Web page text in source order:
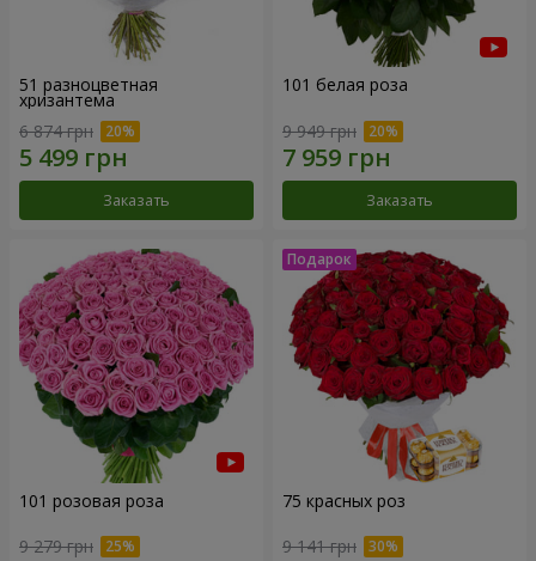
51 разноцветная
хризантема
6 874 грн
Заказать
101 белая роза
9 949 грн
Заказать
101 розовая роза
9 279 грн
75 красных роз
9 141 грн